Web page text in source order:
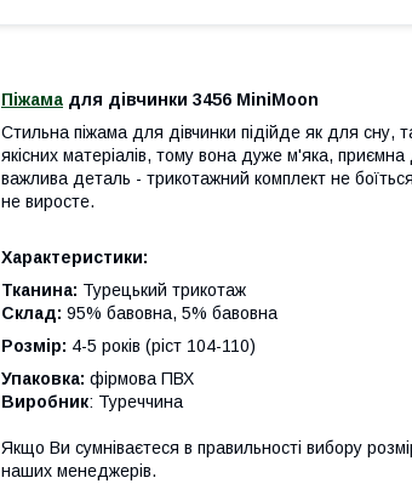
Піжама для дівчинки 3456 MiniMoon
Стильна піжама для дівчинки підійде як для сну,
якісних матеріалів, тому вона дуже м'яка,
важлива деталь - трикотажний комплект не
не виросте.
Характеристики:
Тканина: Турецький трикотаж
Склад: 95% бавовна, 5% бавовна
Розмір: 4-5 років (ріст 104-110)
Упаковка: фірмова ПВХ
Виробник: Туреччина
Якщо Ви сумніваєтеся в правильності вибору
наших менеджерів.